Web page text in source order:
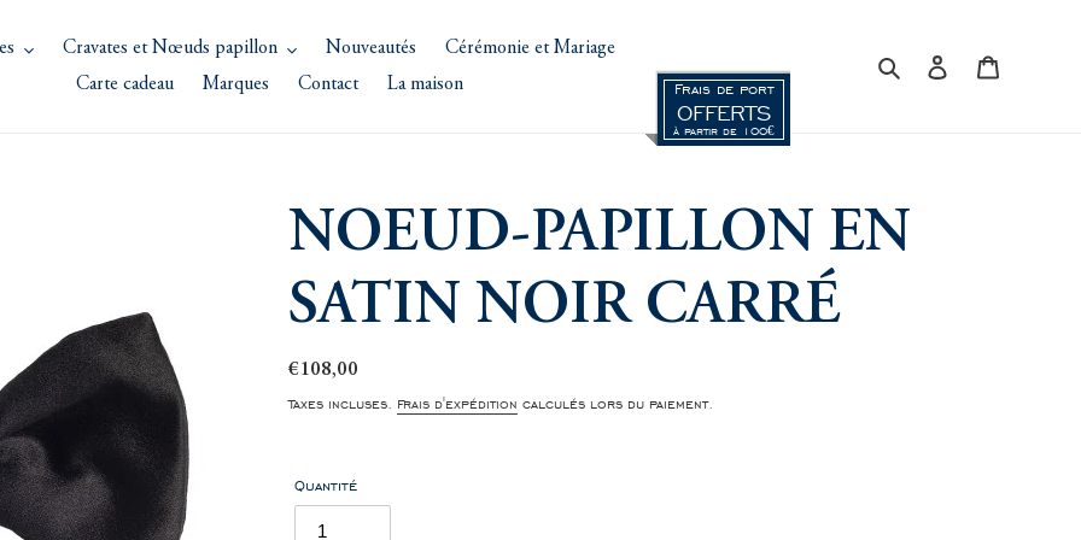
Cravates et Nœuds papillon Nouveautés
Cérémonie et Mariage
Carte cadeau
Marques Contact La maison Frais de port
OFFERTS
à partir de 100€
RechercherSe connecter
NOEUD-PAPILLON EN
SATIN NOIR CARRÉ
Prix
normal
€108,00
Taxes incluses. Frais d'expédition calculés lors du paiement.
Quantité